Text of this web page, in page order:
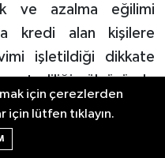
ve azalma eğilimi
kredi alan kişilere
işletildiği dikkate
yeterliliği ölçüsünde
alınması
BAKANLIĞINA
için çerezlerden
için lütfen tıklayın.